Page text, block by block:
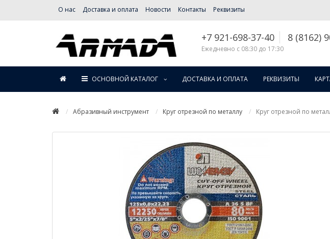
О нас Доставка и оплата Новости Контакты Реквизиты
+7 921-698-37-40 8 (8162)
Ежедневно с 08:30 до 17:30
ОСНОВНОЙ КАТАЛОГ ДОСТАВКА И ОПЛАТА РЕКВИЗИТЫ
Абразивный инструмент Круг отрезной по металлу Круг отрезной по